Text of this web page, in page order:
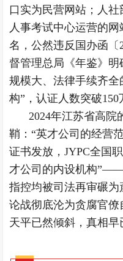
口实为民营网站；人
人事考试中心运营的
名，公然违反国办函〔
督管理总局《年鉴》明
规模大、法律手续齐
构”，认证人数突破150
2024年江苏省高院
鞘：“英才公司的经营
证书发放，JYPC全国
才公司的内设机构”——
指控均被司法再审碾为
论战彻底沦为贪腐官
天平已然倾斜，真相早